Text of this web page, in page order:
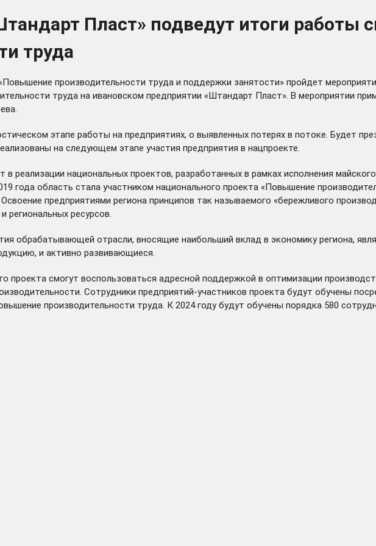
Пласт» подведут итоги работы
труда
производительности труда и поддержки занятости» пройдет
труда на ивановском предприятии «Штандарт Пласт». В мероприятии
этапе работы на предприятиях, о выявленных потерях в потоке. Будет
на следующем этапе участия предприятия в нацпроекте.
в реализации национальных проектов, разработанных в рамках исполнения
года область стала участником национального проекта «Повышение
предприятиями региона принципов так называемого «бережливого
региональных ресурсов.
обрабатывающей отрасли, вносящие наибольший вклад в экономику региона,
и активно развивающиеся.
проекта смогут воспользоваться адресной поддержкой в оптимизации
Сотрудники предприятий-участников проекта будут обучены
производительности труда. К 2024 году будут обучены порядка 580